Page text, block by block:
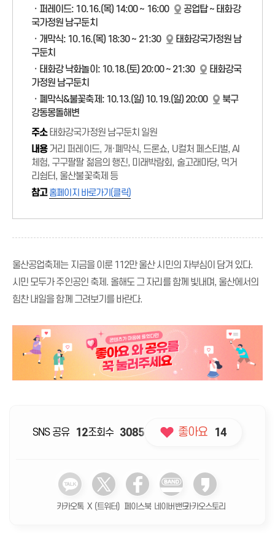
ㆍ퍼레이드: 10.16.(목) 14:00 ~ 16:00
공업탑 ~ 태화강
국가정원 남구둔치
ㆍ개막식: 10.16.(목) 18:30 ~ 21:30
태화강국가정원 남
구둔치
ㆍ태화강 낙화놀이: 10.18.(토) 20:00 ~ 21:30
태화강국
가정원 남구둔치
ㆍ폐막식&불꽃축제: 10.13.(일) 10.19.(일) 20:00
북구
강동몽돌해변
주소태화강국가정원 남구둔치 일원
내용거리 퍼레이드, 개·폐막식, 드론쇼, U컬처 페스티벌, AI
체험, 구구팔팔 젊음의 행진, 미래박람회, 술고래마당, 먹거
리쉼터, 울산불꽃축제 등
참고 홈페이지 바로가기(클릭)
울산공업축제는 지금을 이룬 112만 울산 시민의 자부심이 담겨 있다.
시민 모두가 주인공인 축제. 올해도 그 자리를 함께 빛내며, 울산에서의
힘찬 내일을 함께 그려보기를 바란다.
SNS 공유 12조회수 3085 좋아요 14
카카오톡 X (트위터) 페이스북 네이버밴드카카오스토리